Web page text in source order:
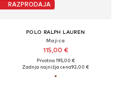
RAZPRODAJA
POLO RALPH LAUREN
Majica
115,00 €
Prvotno: 195,00 €
Zadnja najnižja cena92,00 €